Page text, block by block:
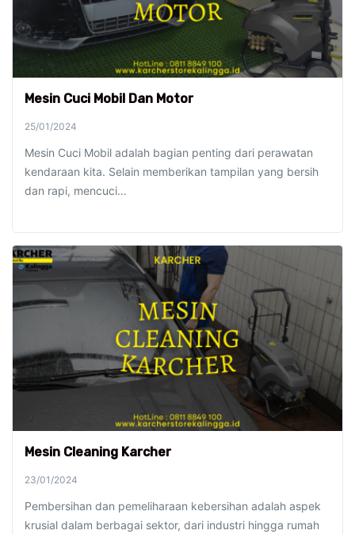
Mesin Cuci Mobil Dan Motor
25/01/2024
Mesin Cuci Mobil adalah bagian penting dari perawatan
kendaraan kita. Selain memberikan tampilan yang bersih
dan rapi, mencuci…
Mesin Cleaning Karcher
23/01/2024
Pembersihan dan pemeliharaan kebersihan adalah aspek
krusial dalam berbagai sektor, dari industri hingga rumah